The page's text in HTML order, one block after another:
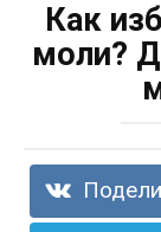
Как
моли?